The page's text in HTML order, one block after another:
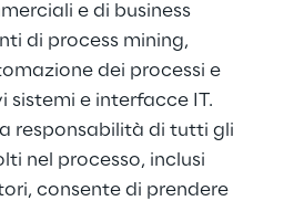
e di business
di process mining,
dei processi e
sistemi e interfacce IT.
responsabilità di tutti gli
nel processo, inclusi
consente di prendere